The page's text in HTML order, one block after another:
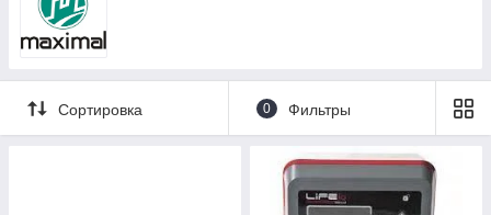
Сортировка 0 Фильтры